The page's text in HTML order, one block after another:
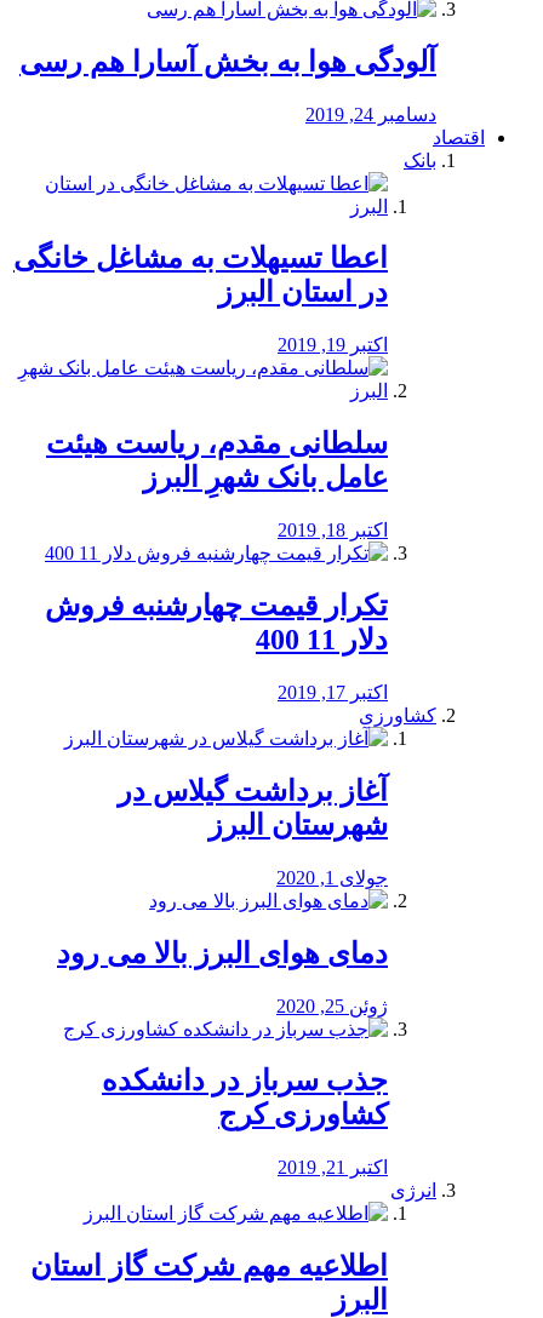
آلودگی هوا به بخش آسارا هم رسی
دسامبر 24, 2019
اقتصاد
بانک
️اعطا تسیهلات به مشاغل خانگی
در استان البرز
اکتبر 19, 2019
سلطانی مقدم، ریاست هیئت
عامل بانک شهرِ البرز
اکتبر 18, 2019
تکرار قیمت چهارشنبه فروش
دلار 11 400
اکتبر 17, 2019
کشاورزی
آغاز برداشت گیلاس در
شهرستان البرز
جولای 1, 2020
دمای هوای البرز بالا می رود
ژوئن 25, 2020
جذب سرباز در دانشکده
کشاورزی کرج
اکتبر 21, 2019
انرژی
️اطلاعیه مهم شرکت گاز استان
البرز